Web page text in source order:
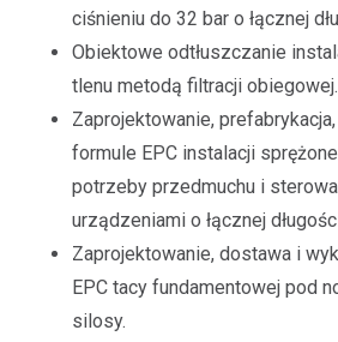
ciśnieniu do 32 bar o łącznej
Obiektowe odtłuszczanie
tlenu metodą filtracji obiegowej.
Zaprojektowanie,
formule EPC instalacji
potrzeby przedmuchu i
urządzeniami o łącznej
Zaprojektowanie, dostawa i
EPC tacy fundamentowej pod
silosy.